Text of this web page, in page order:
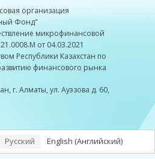
организация
Фонд"
микрофинансовой
от 04.03.2021
Республики Казахстан по
финансового рынка
г. Алматы, ул. Ауэзова д. 60,
Русский English (Английский)